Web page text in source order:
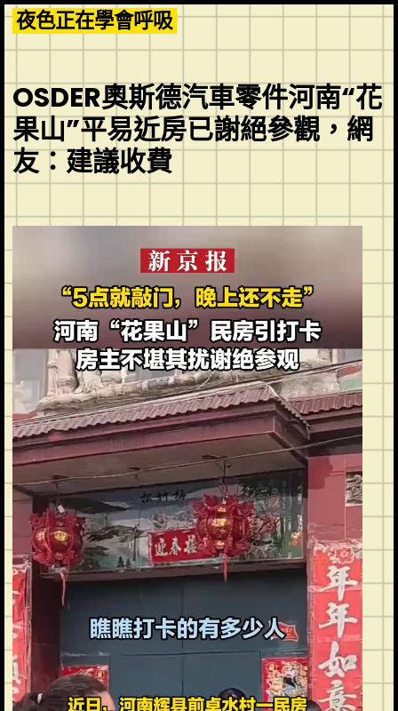
Skip
to
content
夜色正在學會呼吸
OSDER奧斯德汽車零件河南“花
果山”平易近房已謝絕參觀，網
友：建議收費